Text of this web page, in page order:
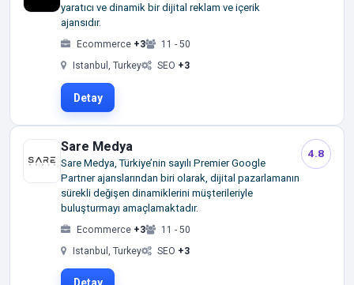
yaratıcı ve dinamik bir dijital reklam ve içerik
ajansıdır.
Ecommerce +3
11 - 50
Istanbul, Turkey
SEO +3
Detay
Sare Medya
Sare Medya, Türkiye’nin sayılı Premier Google
Partner ajanslarından biri olarak, dijital pazarlamanın
sürekli değişen dinamiklerini müşterileriyle
buluşturmayı amaçlamaktadır.
Ecommerce +3
11 - 50
Istanbul, Turkey
SEO +3
4.8